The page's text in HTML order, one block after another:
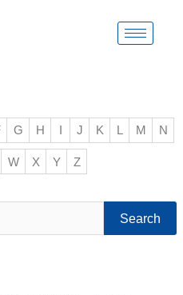
G H I J K L M N
W X Y Z